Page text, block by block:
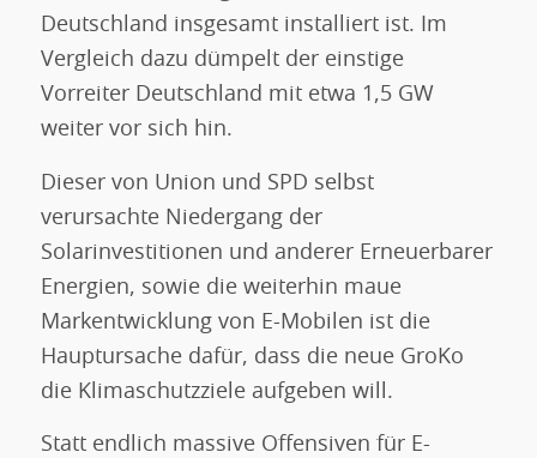
Deutschland insgesamt installiert ist. Im
Vergleich dazu dümpelt der einstige
Vorreiter Deutschland mit etwa 1,5 GW
weiter vor sich hin.
Dieser von Union und SPD selbst
verursachte Niedergang der
Solarinvestitionen und anderer Erneuerbarer
Energien, sowie die weiterhin maue
Markentwicklung von E-Mobilen ist die
Hauptursache dafür, dass die neue GroKo
die Klimaschutzziele aufgeben will.
Statt endlich massive Offensiven für E-